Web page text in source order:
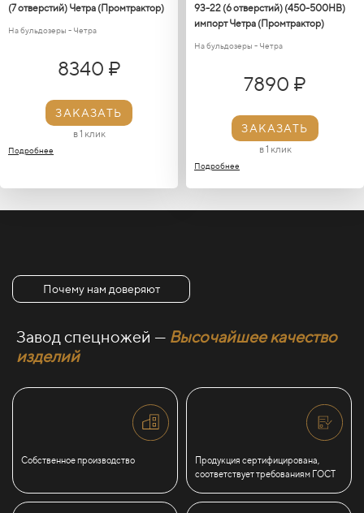
(7 отверстий) Четра (Промтрактор)
На бульдозеры - Четра
8340 ₽
ЗАКАЗАТЬ
в 1 клик
Подробнее
93-22 (6 отверстий) (450-500HB)
импорт Четра (Промтрактор)
На бульдозеры - Четра
7890 ₽
ЗАКАЗАТЬ
в 1 клик
Подробнее
Почему нам доверяют
Завод спецножей — Высочайшее качество
изделий
Собственное производство
Продукция сертифицирована,
соответствует требованиям ГОСТ